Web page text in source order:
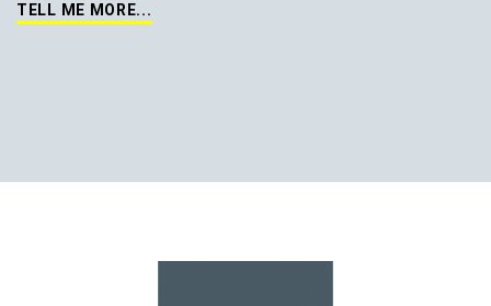
TELL ME MORE...